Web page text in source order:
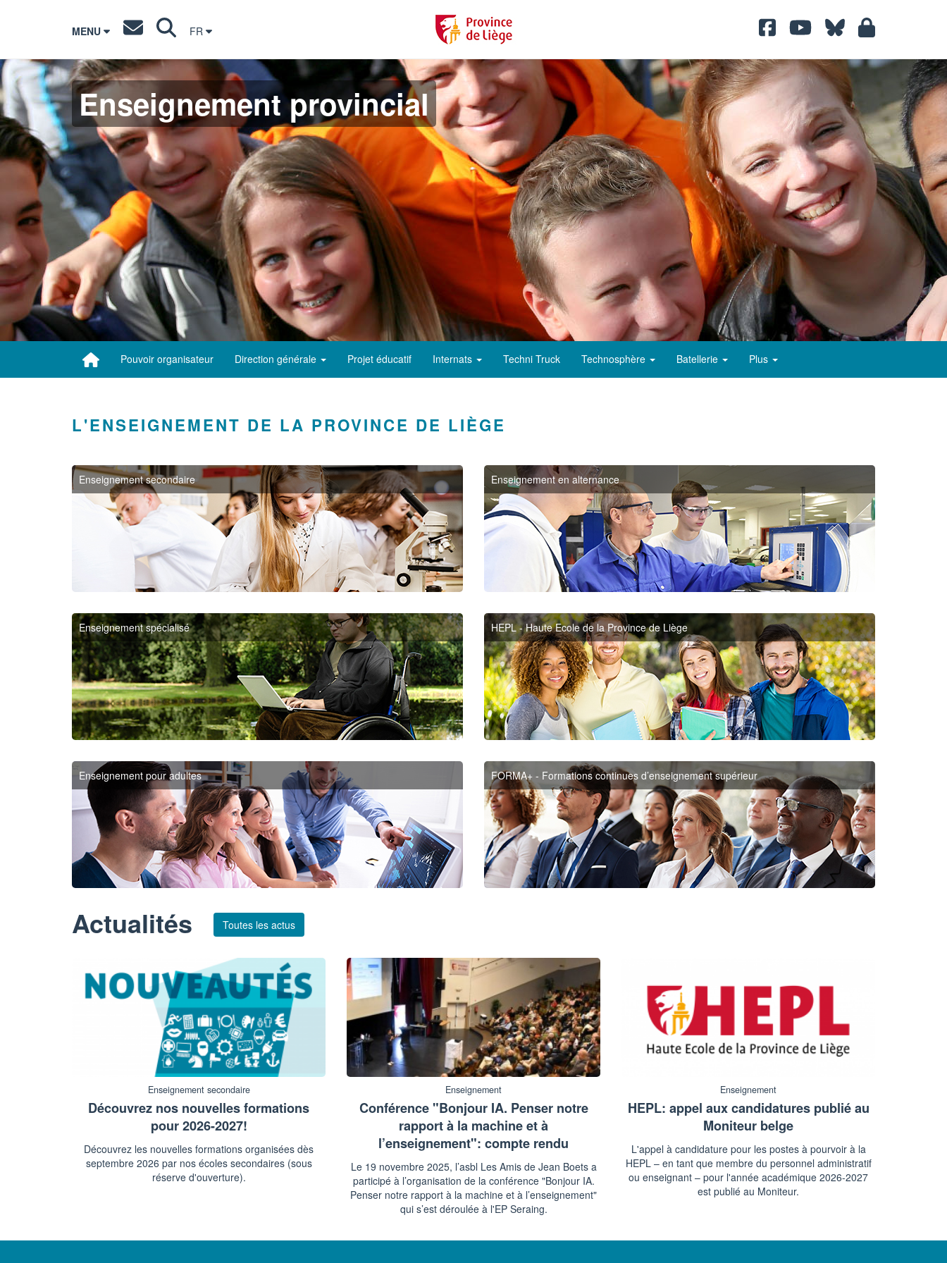
MENU FR
Enseignement provincial
Pouvoir organisateur Direction générale Projet éducatif Internats Techni Truck Technosphère Batellerie Plus
L'ENSEIGNEMENT DE LA PROVINCE DE LIÈGE
Enseignement secondaire Enseignement en alternance
Enseignement spécialisé HEPL - Haute Ecole de la Province de Liège
Enseignement pour adultes FORMA+ - Formations continues d’enseignement supérieur
Actualités Toutes les actus
Enseignement secondaire
Découvrez nos nouvelles formations
pour 2026-2027!
Découvrez les nouvelles formations organisées dès
septembre 2026 par nos écoles secondaires (sous
réserve d'ouverture).
Enseignement
Conférence "Bonjour IA. Penser notre
rapport à la machine et à
l’enseignement": compte rendu
Le 19 novembre 2025, l’asbl Les Amis de Jean Boets a
participé à l’organisation de la conférence "Bonjour IA.
Penser notre rapport à la machine et à l’enseignement"
qui s’est déroulée à l'EP Seraing.
Enseignement
HEPL: appel aux candidatures publié au
Moniteur belge
L'appel à candidature pour les postes à pourvoir à la
HEPL – en tant que membre du personnel administratif
ou enseignant – pour l'année académique 2026-2027
est publié au Moniteur.